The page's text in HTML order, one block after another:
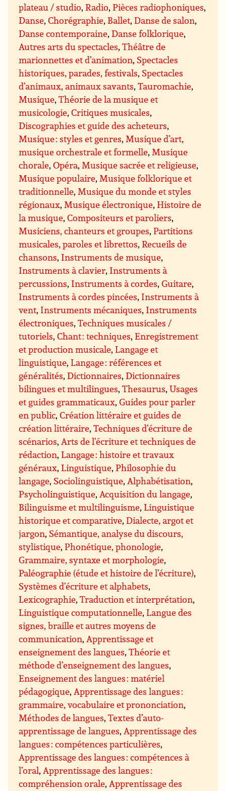
plateau / studio,Radio,Pièces radiophoniques,
Danse,Chorégraphie, Ballet,Danse de salon,
Danse contemporaine,Danse folklorique,
Autres arts du spectacles,Théâtre de
marionnettes et d’animation, Spectacles
historiques, parades, festivals, Spectacles
d’animaux, animaux savants,Tauromachie,
Musique,Théorie de la musique et
musicologie,Critiques musicales,
Discographies et guide des acheteurs,
Musique : styles et genres,Musique d’art,
musique orchestrale et formelle,Musique
chorale,Opéra,Musique sacrée et religieuse,
Musique populaire,Musique folklorique et
traditionnelle,Musique du monde et styles
régionaux,Musique électronique,Histoire de
la musique,Compositeurs et paroliers,
Musiciens, chanteurs et groupes,Partitions
musicales, paroles et librettos,Recueils de
chansons, Instruments de musique,
Instruments à clavier, Instruments à
percussions, Instruments à cordes,Guitare,
Instruments à cordes pincées, Instruments à
vent, Instruments mécaniques, Instruments
électroniques,Techniques musicales /
tutoriels,Chant : techniques,Enregistrement
et production musicale,Langage et
linguistique,Langage : références et
généralités,Dictionnaires,Dictionnaires
bilingues et multilingues,Thesaurus,Usages
et guides grammaticaux,Guides pour parler
en public,Création littéraire et guides de
création littéraire,Techniques d’écriture de
scénarios,Arts de l’écriture et techniques de
rédaction,Langage : histoire et travaux
généraux,Linguistique,Philosophie du
langage, Sociolinguistique,Alphabétisation,
Psycholinguistique,Acquisition du langage,
Bilinguisme et multilinguisme,Linguistique
historique et comparative,Dialecte, argot et
jargon, Sémantique, analyse du discours,
stylistique,Phonétique, phonologie,
Grammaire, syntaxe et morphologie,
Paléographie (étude et histoire de l’écriture),
Systèmes d’écriture et alphabets,
Lexicographie,Traduction et interprétation,
Linguistique computationnelle,Langue des
signes, braille et autres moyens de
communication,Apprentissage et
enseignement des langues,Théorie et
méthode d’enseignement des langues,
Enseignement des langues : matériel
pédagogique,Apprentissage des langues :
grammaire, vocabulaire et prononciation,
Méthodes de langues,Textes d’auto-
apprentissage de langues,Apprentissage des
langues : compétences particulières,
Apprentissage des langues : compétences à
l’oral,Apprentissage des langues :
compréhension orale,Apprentissage des